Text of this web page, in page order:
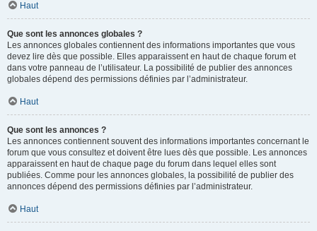
Haut
Que sont les annonces globales ?
Les annonces globales contiennent des informations importantes que vous
devez lire dès que possible. Elles apparaissent en haut de chaque forum et
dans votre panneau de l’utilisateur. La possibilité de publier des annonces
globales dépend des permissions définies par l’administrateur.
Haut
Que sont les annonces ?
Les annonces contiennent souvent des informations importantes concernant le
forum que vous consultez et doivent être lues dès que possible. Les annonces
apparaissent en haut de chaque page du forum dans lequel elles sont
publiées. Comme pour les annonces globales, la possibilité de publier des
annonces dépend des permissions définies par l’administrateur.
Haut